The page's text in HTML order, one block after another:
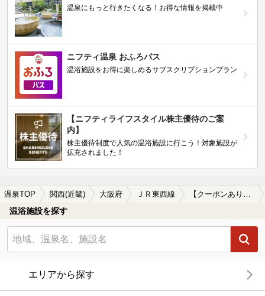
温泉にもっと行きたくなる！お得な情報を掲載中
ニフティ温泉 おふろパス
温浴施設をお得に楽しめるサブスクリプションプラン
【ニフティライフスタイル株主優待のご案
内】
株主優待制度で人気の温浴施設に行こう！対象施設が
拡充されました！
温泉TOP 関西(近畿) 大阪府 ＪＲ東西線 【クーポンあり】宿泊できるＪＲ東西線周辺の温泉、日帰り温泉、スーパー銭湯を探す
温浴施設を探す
エリアから探す